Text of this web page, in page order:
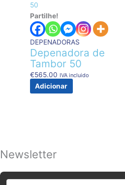
Partilhe!
DEPENADORAS
Depenadora de
Tambor 50
€565.00 IVA incluido
Adicionar
Newsletter